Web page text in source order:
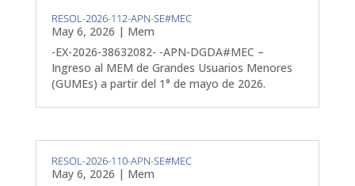
RESOL-2026-112-APN-SE#MEC
May 6, 2026 | Mem
-EX-2026-38632082- -APN-DGDA#MEC –
Ingreso al MEM de Grandes Usuarios Menores
(GUMEs) a partir del 1° de mayo de 2026.
RESOL-2026-110-APN-SE#MEC
May 6, 2026 | Mem